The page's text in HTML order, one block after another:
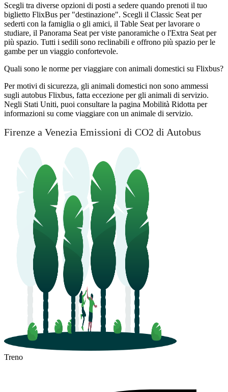
Scegli tra diverse opzioni di posti a sedere quando prenoti il ​​tuo
biglietto FlixBus per "destinazione". Scegli il Classic Seat per
sederti con la famiglia o gli amici, il Table Seat per lavorare o
studiare, il Panorama Seat per viste panoramiche o l'Extra Seat per
più spazio. Tutti i sedili sono reclinabili e offrono più spazio per le
gambe per un viaggio confortevole.
Quali sono le norme per viaggiare con animali domestici su Flixbus?
Per motivi di sicurezza, gli animali domestici non sono ammessi
sugli autobus Flixbus, fatta eccezione per gli animali di servizio.
Negli Stati Uniti, puoi consultare la pagina Mobilità Ridotta per
informazioni su come viaggiare con un animale di servizio.
Firenze a Venezia Emissioni di CO2 di Autobus
Treno